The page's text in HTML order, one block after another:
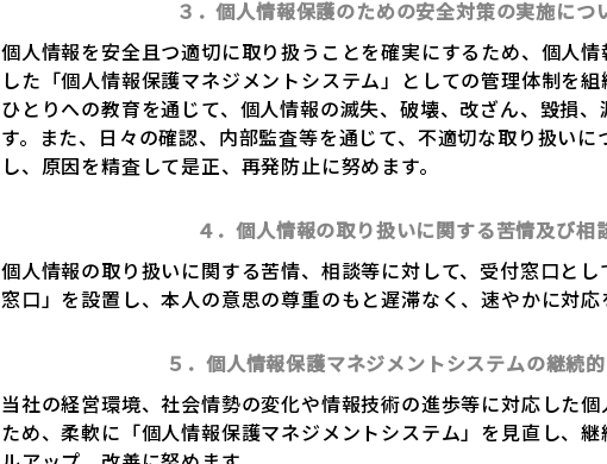
３．個人情報保護のための安全対策の実施につ
個人情報を安全且つ適切に取り扱うことを確実にするため、個人
した「個人情報保護マネジメントシステム」としての管理体制を
ひとりへの教育を通じて、個人情報の滅失、破壊、改ざん、毀損
す。また、日々の確認、内部監査等を通じて、不適切な取り扱いに
し、原因を精査して是正、再発防止に努めます。
４．個人情報の取り扱いに関する苦情及び相
個人情報の取り扱いに関する苦情、相談等に対して、受付窓口と
窓口」を設置し、本人の意思の尊重のもと遅滞なく、速やかに対応
５．個人情報保護マネジメントシステムの継続
当社の経営環境、社会情勢の変化や情報技術の進歩等に対応した
ため、柔軟に「個人情報保護マネジメントシステム」を見直し、